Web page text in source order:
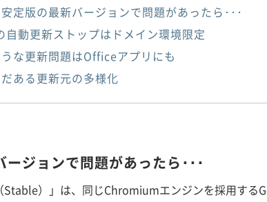
定版の最新バージョンで問題があったら･･･
自動更新ストップはドメイン環境限定
な更新問題はOfficeアプリにも
ある更新元の多様化
ジョンで問題があったら･･･
）」は、同じChromiumエンジンを採用する